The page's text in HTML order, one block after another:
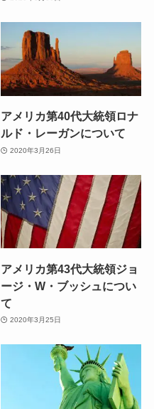
アメリカ第40代大統領ロナ
ルド・レーガンについて
2020年3月26日
アメリカ第43代大統領ジョ
ージ・W・ブッシュについ
て
2020年3月25日